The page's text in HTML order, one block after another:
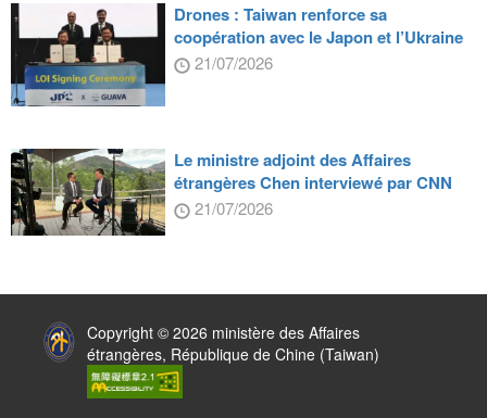
Drones : Taiwan renforce sa
coopération avec le Japon et l’Ukraine
21/07/2026
Le ministre adjoint des Affaires
étrangères Chen interviewé par CNN
21/07/2026
Copyright © 2026 ministère des Affaires
étrangères, République de Chine (Taiwan)